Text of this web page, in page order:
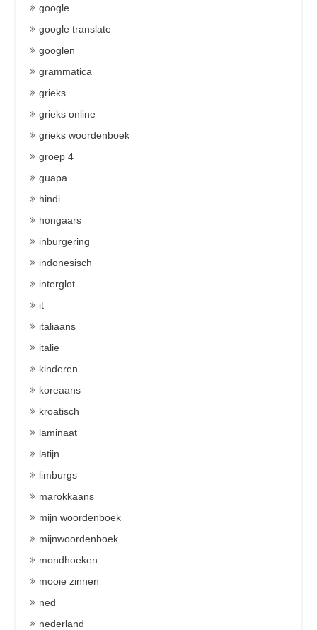
google
google translate
googlen
grammatica
grieks
grieks online
grieks woordenboek
groep 4
guapa
hindi
hongaars
inburgering
indonesisch
interglot
it
italiaans
italie
kinderen
koreaans
kroatisch
laminaat
latijn
limburgs
marokkaans
mijn woordenboek
mijnwoordenboek
mondhoeken
mooie zinnen
ned
nederland